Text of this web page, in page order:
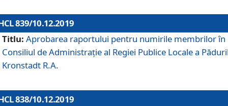
839/10.12.2019
Titlu: Aprobarea raportului pentru numirile membrilor în
Consiliul de Administraţie al Regiei Publice Locale a
Kronstadt R.A.
838/10.12.2019